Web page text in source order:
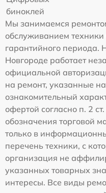
биноклей
Мы занимаемся
обслуживанием
гарантийного
Новгороде работает
официальной
на ремонт, указанные
ознакомительный
офертой согласно п. 2
обозначения торговой
только в
перечень техники, с
организация не
указанных товарных
интересы. Все виды